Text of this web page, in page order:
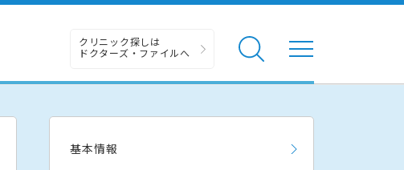
クリニック探しは
ドクターズ・ファイルへ
基本情報